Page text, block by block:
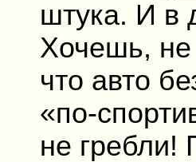
штука. И в
Хочешь, не
что авто
«по-
не гребли!